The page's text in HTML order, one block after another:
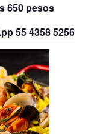
650 pesos
55 4358 5256